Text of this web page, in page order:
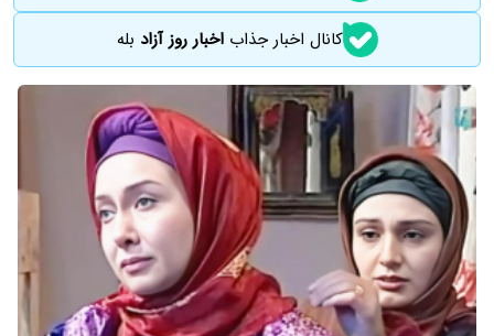
کانال اخبار جذاباخبار روز آزاد بله